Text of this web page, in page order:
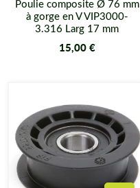
Poulie composite Ø 76 mm
à gorge en V VIP3000-
3.316 Larg 17 mm
15,00 €